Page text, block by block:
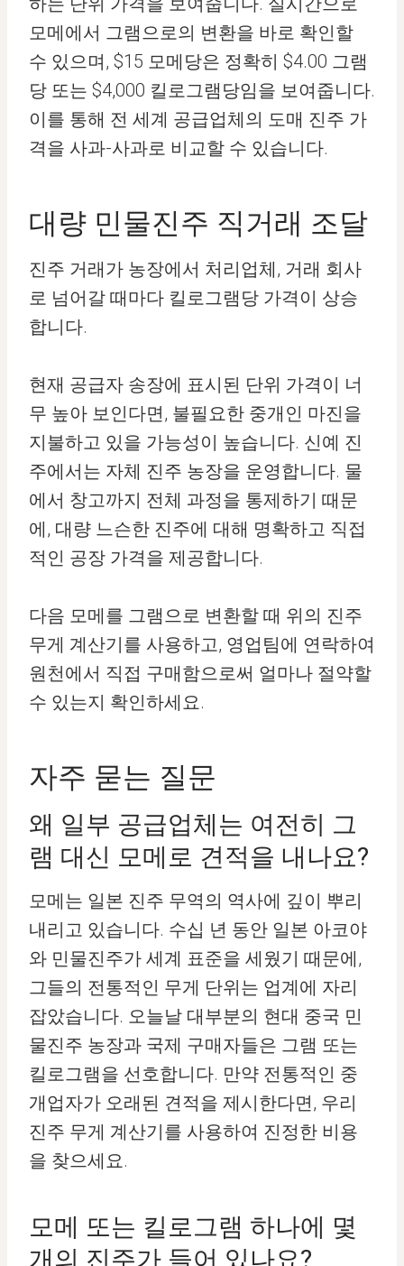
모메에서 그램으로의 변환을 바로 확인할
수 있으며, $15 모메당은 정확히 $4.00 그램
당 또는 $4,000 킬로그램당임을 보여줍니다.
이를 통해 전 세계 공급업체의 도매 진주 가
격을 사과-사과로 비교할 수 있습니다.
대량 민물진주 직거래 조달
진주 거래가 농장에서 처리업체, 거래 회사
로 넘어갈 때마다 킬로그램당 가격이 상승
합니다.
현재 공급자 송장에 표시된 단위 가격이 너
무 높아 보인다면, 불필요한 중개인 마진을
지불하고 있을 가능성이 높습니다. 신예 진
주에서는 자체 진주 농장을 운영합니다. 물
에서 창고까지 전체 과정을 통제하기 때문
에, 대량 느슨한 진주에 대해 명확하고 직접
적인 공장 가격을 제공합니다.
다음 모메를 그램으로 변환할 때 위의 진주
무게 계산기를 사용하고, 영업팀에 연락하여
원천에서 직접 구매함으로써 얼마나 절약할
수 있는지 확인하세요.
자주 묻는 질문
왜 일부 공급업체는 여전히 그
램 대신 모메로 견적을 내나요?
모메는 일본 진주 무역의 역사에 깊이 뿌리
내리고 있습니다. 수십 년 동안 일본 아코야
와 민물진주가 세계 표준을 세웠기 때문에,
그들의 전통적인 무게 단위는 업계에 자리
잡았습니다. 오늘날 대부분의 현대 중국 민
물진주 농장과 국제 구매자들은 그램 또는
킬로그램을 선호합니다. 만약 전통적인 중
개업자가 오래된 견적을 제시한다면, 우리
진주 무게 계산기를 사용하여 진정한 비용
을 찾으세요.
모메 또는 킬로그램 하나에 몇
개의 진주가 들어 있나요?